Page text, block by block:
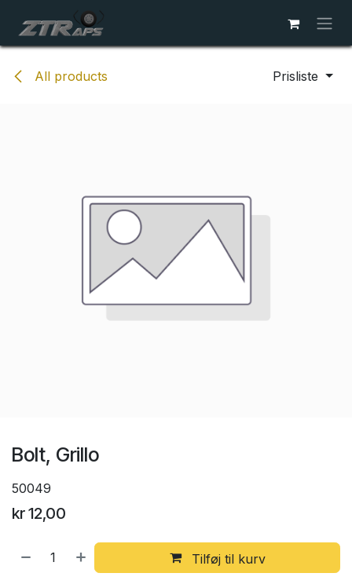
All products Prisliste
Bolt, Grillo
50049
kr12,00
Tilføj til kurv